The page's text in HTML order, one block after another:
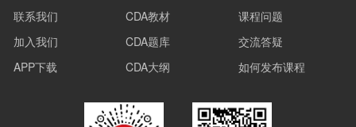
联系我们
加入我们
APP下载
CDA教材
CDA题库
CDA大纲
课程问题
交流答疑
如何发布课程